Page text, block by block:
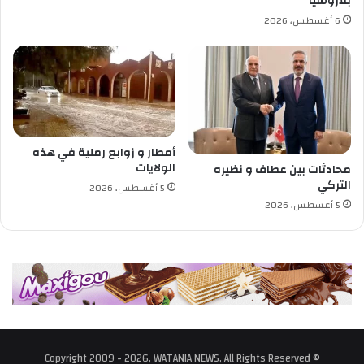
6 أغسطس، 2026
محادثات بين عطاف و نظيره
التركي
5 أغسطس، 2026
أمطار و زوابع رملية في هذه
الولايات
5 أغسطس، 2026
© Copyright 2009 - 2026, WATANIA NEWS, All Rights Reserved